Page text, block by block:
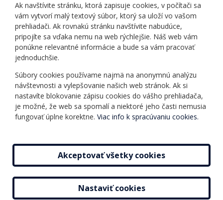
Vnútorný poriadok
Ponuka jazykov
Informácie o kurzoch
Online testy
Ako si vybrať a kúpiť
kurz
Príspevky
Rozvrh hodín
Ochrana osobných
údajov
Všeobecné obchodné
podmienky
Ak navštívite stránku, ktorá zapisuje cookies, v počítači sa
vám vytvorí malý textový súbor, ktorý sa uloží vo vašom
prehliadači. Ak rovnakú stránku navštívite nabudúce,
pripojíte sa vďaka nemu na web rýchlejšie. Náš web vám
ponúkne relevantné informácie a bude sa vám pracovať
jednoduchšie.
Súbory cookies používame najmä na anonymnú analýzu
návštevnosti a vylepšovanie našich web stránok. Ak si
nastavíte blokovanie zápisu cookies do vášho prehliadača,
je možné, že web sa spomalí a niektoré jeho časti nemusia
fungovať úplne korektne. Viac info k spracúvaniu cookies.
Akceptovať všetky cookies
Nastaviť cookies